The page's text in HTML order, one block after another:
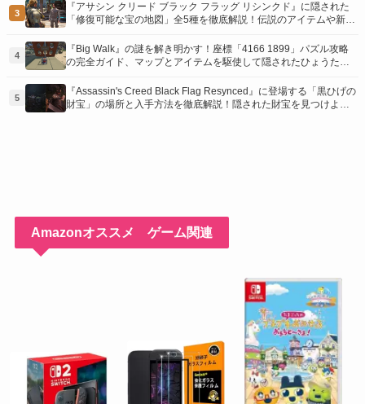
3
『アサシン クリード ブラック フラッグ リシンクド』に隠された
「修復可能な宝の地図」全5種を徹底解説！伝説のアイテムや新衣
介！
4
『Big Walk』の謎を解き明かす！座標「4166 1899」パズル攻略
の完全ガイド、マップとアイテムを駆使して隠されたひょうたん
5
『Assassin's Creed Black Flag Resynced』に登場する「黒ひげの
財宝」の場所と入手方法を徹底解説！隠された財宝を見つけよ
Amazonオススメ ゲーム関連